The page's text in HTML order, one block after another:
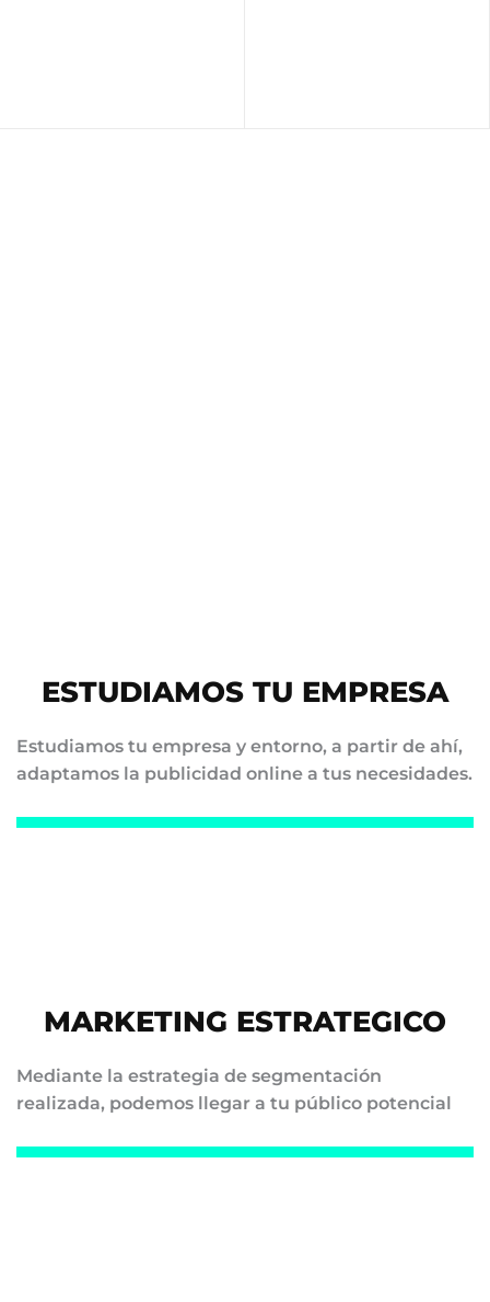
ESTUDIAMOS TU EMPRESA
Estudiamos tu empresa y entorno, a partir de ahí,
adaptamos la publicidad online a tus necesidades.
MARKETING ESTRATEGICO
Mediante la estrategia de segmentación
realizada, podemos llegar a tu público potencial